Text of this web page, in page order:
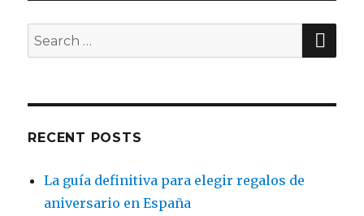
Search
for:
RECENT POSTS
La guía definitiva para elegir regalos de
aniversario en España